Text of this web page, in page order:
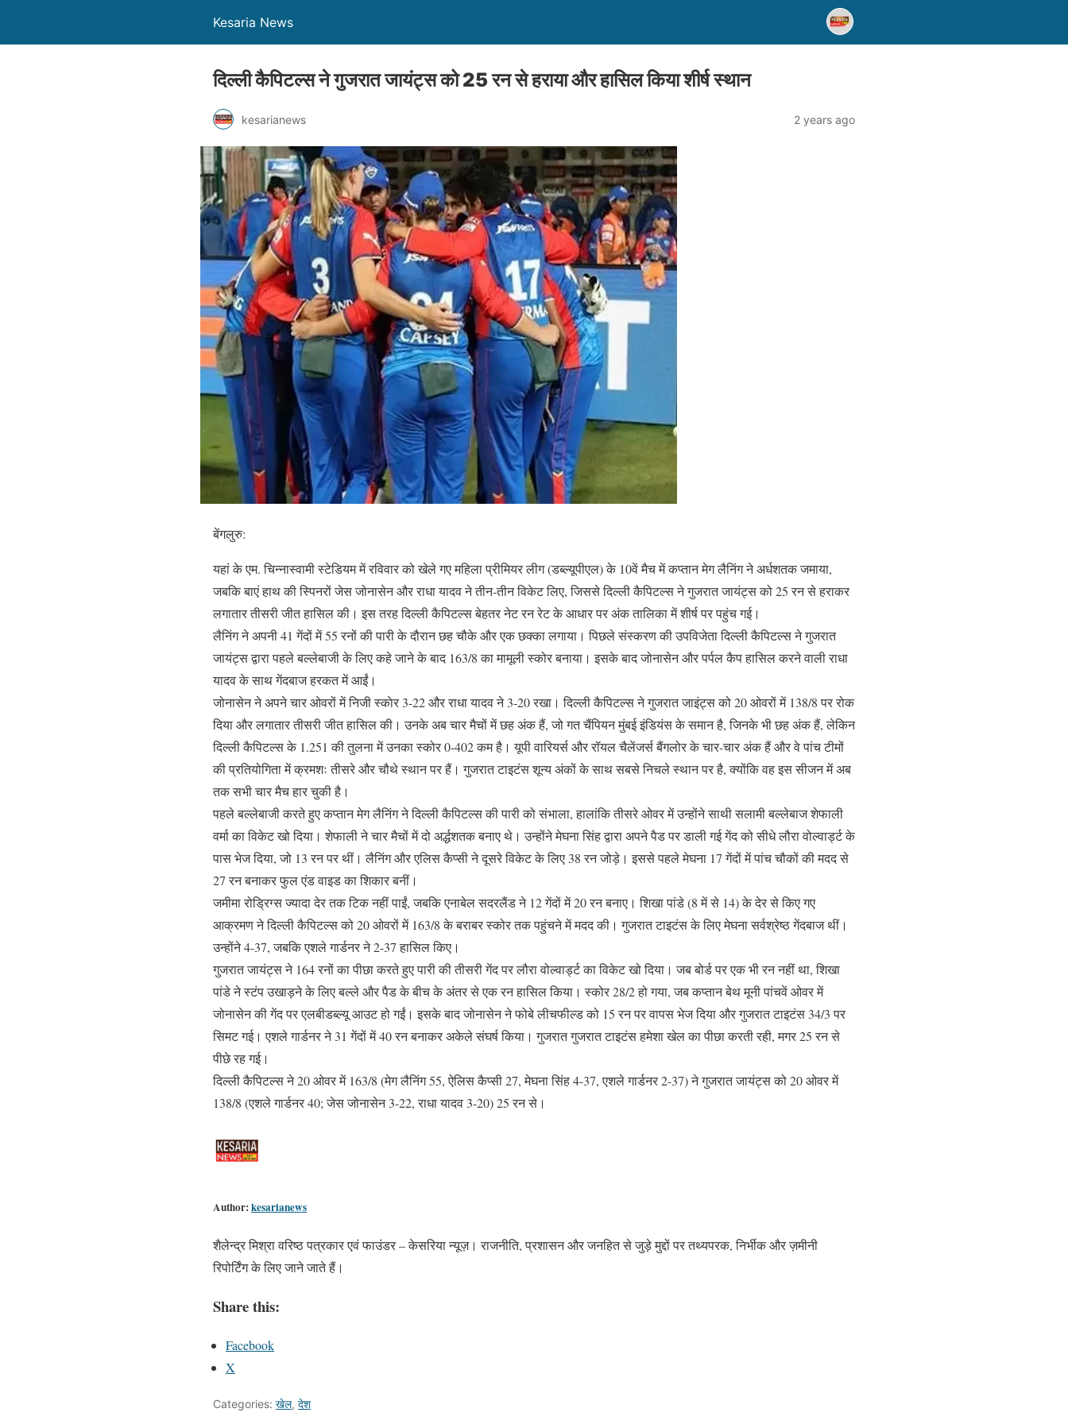
Kesaria News
दिल्ली कैपिटल्स ने गुजरात जायंट्स को 25 रन से हराया और हासिल किया शीर्ष स्थान
kesarianews 2 years ago
बेंगलुरु:
यहां के एम. चिन्नास्वामी स्टेडियम में रविवार को खेले गए महिला प्रीमियर लीग (डब्ल्यूपीएल) के 10वें मैच में कप्तान मेग लैनिंग ने अर्धशतक जमाया,
जबकि बाएं हाथ की स्पिनरों जेस जोनासेन और राधा यादव ने तीन-तीन विकेट लिए, जिससे दिल्ली कैपिटल्स ने गुजरात जायंट्स को 25 रन से हराकर
लगातार तीसरी जीत हासिल की। इस तरह दिल्ली कैपिटल्स बेहतर नेट रन रेट के आधार पर अंक तालिका में शीर्ष पर पहुंच गई।
लैनिंग ने अपनी 41 गेंदों में 55 रनों की पारी के दौरान छह चौके और एक छक्का लगाया। पिछले संस्करण की उपविजेता दिल्ली कैपिटल्स ने गुजरात
जायंट्स द्वारा पहले बल्लेबाजी के लिए कहे जाने के बाद 163/8 का मामूली स्कोर बनाया। इसके बाद जोनासेन और पर्पल कैप हासिल करने वाली राधा
यादव के साथ गेंदबाज हरकत में आईं।
जोनासेन ने अपने चार ओवरों में निजी स्‍काेर 3-22 और राधा यादव ने 3-20 रखा। दिल्ली कैपिटल्स ने गुजरात जाइंट्स को 20 ओवरों में 138/8 पर रोक
दिया और लगातार तीसरी जीत हासिल की। उनके अब चार मैचों में छह अंक हैं, जो गत चैंपियन मुंबई इंडियंस के समान है, जिनके भी छह अंक हैं, लेकिन
दिल्ली कैपिटल्स के 1.251 की तुलना में उनका स्कोर 0-402 कम है। यूपी वारियर्स और रॉयल चैलेंजर्स बैंगलोर के चार-चार अंक हैं और वे पांच टीमों
की प्रतियोगिता में क्रमशः तीसरे और चौथे स्थान पर हैं। गुजरात टाइटंस शून्य अंकों के साथ सबसे निचले स्थान पर है, क्योंकि वह इस सीजन में अब
तक सभी चार मैच हार चुकी है।
पहले बल्लेबाजी करते हुए कप्तान मेग लैनिंग ने दिल्ली कैपिटल्स की पारी को संभाला, हालांकि तीसरे ओवर में उन्होंने साथी सलामी बल्लेबाज शेफाली
वर्मा का विकेट खो दिया। शेफाली ने चार मैचों में दो अर्द्धशतक बनाए थे। उन्‍होंने मेघना सिंह द्वारा अपने पैड पर डाली गई गेंद को सीधे लौरा वोल्वार्ड्ट के
पास भेज दिया, जो 13 रन पर थीं। लैनिंग और एलिस कैप्सी ने दूसरे विकेट के लिए 38 रन जोड़े। इससे पहले मेघना 17 गेंदों में पांच चौकों की मदद से
27 रन बनाकर फुल एंड वाइड का शिकार बनीं।
जमीमा रोड्रिग्स ज्यादा देर तक टिक नहीं पाईं, जबकि एनाबेल सदरलैंड ने 12 गेंदों में 20 रन बनाए। शिखा पांडे (8 में से 14) के देर से किए गए
आक्रमण ने दिल्ली कैपिटल्स को 20 ओवरों में 163/8 के बराबर स्कोर तक पहुंचने में मदद की। गुजरात टाइटंस के लिए मेघना सर्वश्रेष्ठ गेंदबाज थीं।
उन्होंने 4-37, जबकि एशले गार्डनर ने 2-37 हासिल किए।
गुजरात जायंट्स ने 164 रनों का पीछा करते हुए पारी की तीसरी गेंद पर लौरा वोल्वार्ड्ट का विकेट खो दिया। जब बोर्ड पर एक भी रन नहीं था, शिखा
पांडे ने स्टंप उखाड़ने के लिए बल्ले और पैड के बीच के अंतर से एक रन हासिल किया। स्कोर 28/2 हो गया, जब कप्तान बेथ मूनी पांचवें ओवर में
जोनासेन की गेंद पर एलबीडब्ल्यू आउट हो गईं। इसके बाद जोनासेन ने फोबे लीचफील्ड को 15 रन पर वापस भेज दिया और गुजरात टाइटंस 34/3 पर
सिमट गई। एशले गार्डनर ने 31 गेंदों में 40 रन बनाकर अकेले संघर्ष किया। गुजरात गुजरात टाइटंस हमेशा खेल का पीछा करती रही, मगर 25 रन से
पीछे रह गई।
दिल्ली कैपिटल्स ने 20 ओवर में 163/8 (मेग लैनिंग 55, ऐलिस कैप्सी 27, मेघना सिंह 4-37, एशले गार्डनर 2-37) ने गुजरात जायंट्स को 20 ओवर में
138/8 (एशले गार्डनर 40; जेस जोनासेन 3-22, राधा यादव 3-20) 25 रन से।
Author:kesarianews
शैलेन्द्र मिश्रा वरिष्ठ पत्रकार एवं फाउंडर – केसरिया न्यूज़। राजनीति, प्रशासन और जनहित से जुड़े मुद्दों पर तथ्यपरक, निर्भीक और ज़मीनी
रिपोर्टिंग के लिए जाने जाते हैं।
Share this:
Facebook
X
Categories: खेल, देश